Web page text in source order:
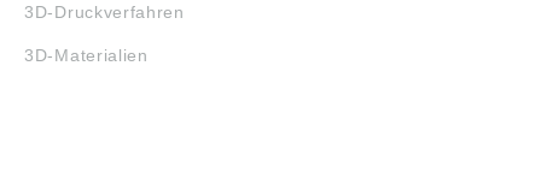
3D-Druckverfahren
3D-Materialien